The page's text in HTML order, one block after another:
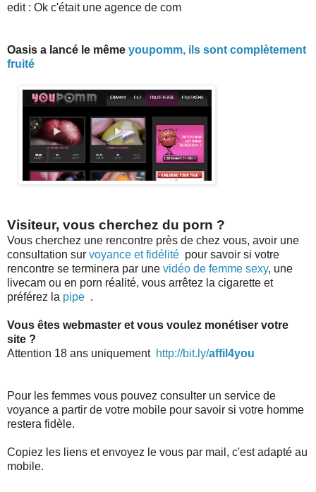
edit : Ok c'était une agence de com
Oasis a lancé le même youpomm, ils sont complètement
fruité
Visiteur, vous cherchez du porn ?
Vous cherchez une rencontre près de chez vous, avoir une
consultation sur voyance et fidélité pour savoir si votre
rencontre se terminera par une vidéo de femme sexy, une
livecam ou en porn réalité, vous arrêtez la cigarette et
préférez la pipe .
Vous êtes webmaster et vous voulez monétiser votre
site ?
Attention 18 ans uniquement http://bit.ly/affil4you
Pour les femmes vous pouvez consulter un service de
voyance a partir de votre mobile pour savoir si votre homme
restera fidèle.
Copiez les liens et envoyez le vous par mail, c'est adapté au
mobile.